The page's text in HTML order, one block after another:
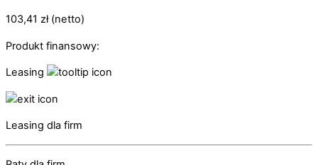
103,41 zł(netto)
Produkt finansowy:
Leasing
Leasing dla firm